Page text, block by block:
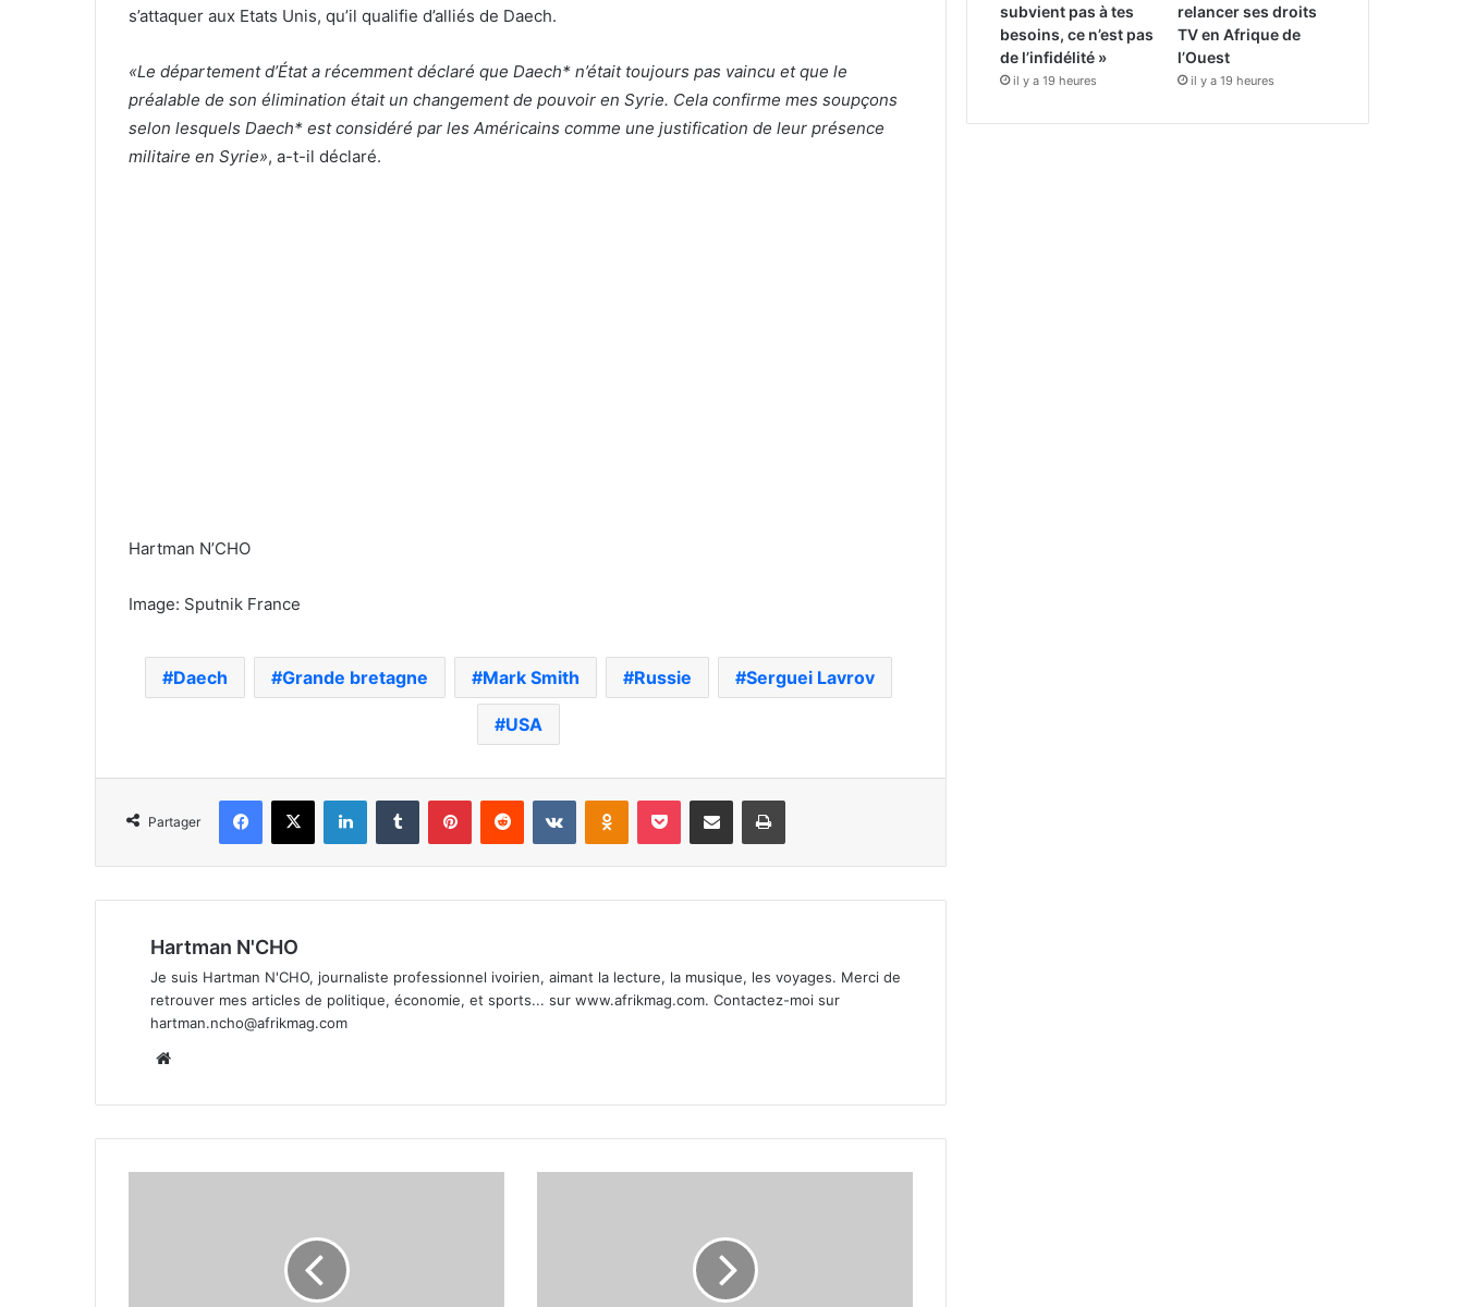
s’attaquer aux Etats Unis, qu’il qualifie d’alliés de Daech.
«Le département d’État a récemment déclaré que Daech* n’était toujours pas vaincu et que le
préalable de son élimination était un changement de pouvoir en Syrie. Cela confirme mes soupçons
selon lesquels Daech* est considéré par les Américains comme une justification de leur présence
militaire en Syrie», a-t-il déclaré.
Hartman N’CHO
Image: Sputnik France
Daech Grande bretagne Mark Smith Russie Serguei Lavrov
USA
Partager
Facebook
X LinkedinTumblr PinterestReddit VKontakteOdnoklassniki
Pocket Partager par email Imprimer
Hartman N'CHO
Je suis Hartman N'CHO, journaliste professionnel ivoirien, aimant la lecture, la musique, les voyages. Merci de
retrouver mes articles de politique, économie, et sports... sur www.afrikmag.com. Contactez-moi sur
hartman.ncho@afrikmag.com
subvient pas à tes
besoins, ce n’est pas
de l’infidélité »
il y a 19 heures
relancer ses droits
TV en Afrique de
l’Ouest
il y a 19 heures